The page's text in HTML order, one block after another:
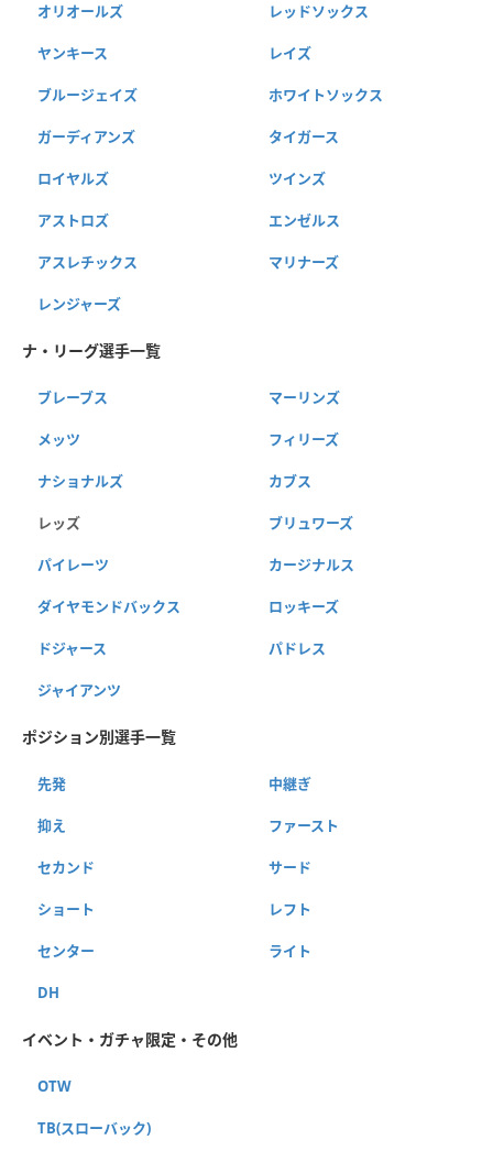
オリオールズ レッドソックス
ヤンキース レイズ
ブルージェイズ ホワイトソックス
ガーディアンズ タイガース
ロイヤルズ ツインズ
アストロズ エンゼルス
アスレチックス マリナーズ
レンジャーズ
ナ・リーグ選手一覧
ブレーブス マーリンズ
メッツ フィリーズ
ナショナルズ カブス
レッズ ブリュワーズ
パイレーツ カージナルス
ダイヤモンドバックス ロッキーズ
ドジャース パドレス
ジャイアンツ
ポジション別選手一覧
先発 中継ぎ
抑え ファースト
セカンド サード
ショート レフト
センター ライト
DH
イベント・ガチャ限定・その他
OTW
TB(スローバック)